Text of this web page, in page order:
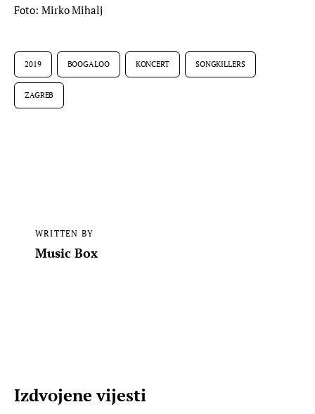
Foto: Mirko Mihalj
2019 BOOGALOO KONCERT SONGKILLERS
ZAGREB
WRITTEN BY
Music Box
Izdvojene vijesti